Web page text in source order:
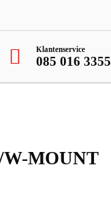
Klantenservice
085 016 3355
MOUNT